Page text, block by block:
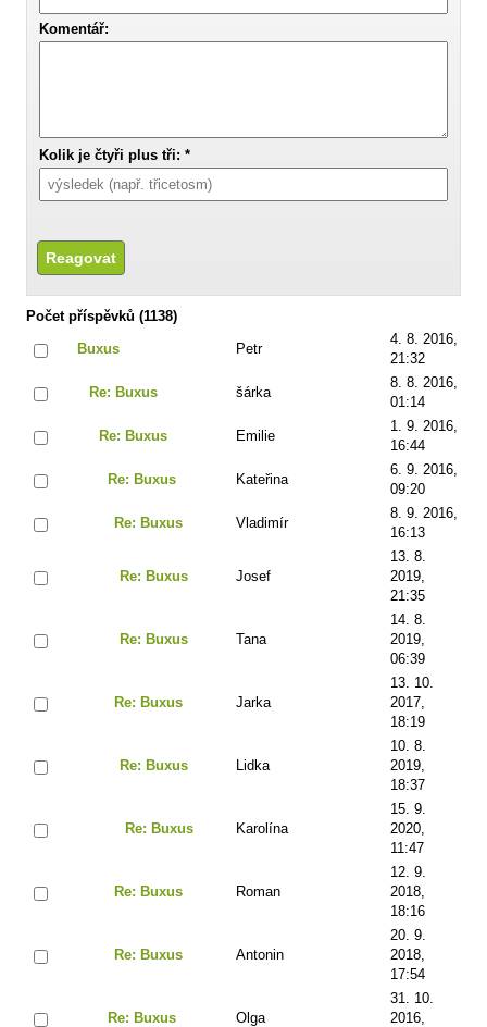
Komentář:
Kolik je čtyři plus tři: *
Počet příspěvků (1138)
Buxus
Petr
4. 8. 2016,
21:32
Re: Buxus šárka
8. 8. 2016,
01:14
Re: Buxus Emilie
1. 9. 2016,
16:44
Re: Buxus Kateřina
6. 9. 2016,
09:20
Re: Buxus Vladimír
8. 9. 2016,
16:13
Re: Buxus Josef
13. 8.
2019,
21:35
Re: Buxus Tana
14. 8.
2019,
06:39
Re: Buxus Jarka
13. 10.
2017,
18:19
Re: Buxus Lidka
10. 8.
2019,
18:37
Re: Buxus Karolína
15. 9.
2020,
11:47
Re: Buxus Roman
12. 9.
2018,
18:16
Re: Buxus Antonin
20. 9.
2018,
17:54
Re: Buxus Olga
31. 10.
2016,